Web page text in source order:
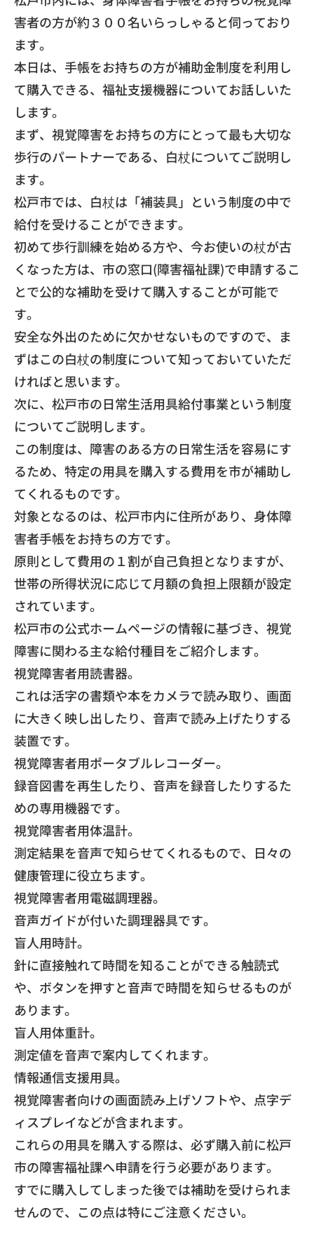
害者の方が約３００名いらっしゃると伺っており
ます。
本日は、手帳をお持ちの方が補助金制度を利用し
て購入できる、 福祉支援機器についてお話しいた
します。
​まず、 視覚障害をお持ちの方にとって最も大切な
歩行のパートナーである、白杖についてご説明し
ます。
松戸市では、白杖は「補装具」 という制度の中で
給付を受けることができます。
初めて歩行訓練を始める方や、今お使いの杖が古
くなった方は、 市の窓口(障害福祉課)で申請するこ
とで公的な補助を受けて購入することが可能で
す。
安全な外出のために欠かせないものですので、 ま
ずはこの白杖の制度について知っておいていただ
ければと思います。
​次に、 松戸市の日常生活用具給付事業という制度
についてご説明します。
この制度は、障害のある方の日常生活を容易にす
るため、 特定の用具を購入する費用を市が補助し
てくれるものです。
対象となるのは、松戸市内に住所があり、 身体障
害者手帳をお持ちの方です。
原則として費用の１割が自己負担となりますが、
世帯の所得状況に応じて月額の負担上限額が設定
されています。
​松戸市の公式ホームページの情報に基づき、 視覚
障害に関わる主な給付種目をご紹介します。
​視覚障害者用読書器。
これは活字の書類や本をカメラで読み取り、 画面
に大きく映し出したり、音声で読み上げたりする
装置です。
​視覚障害者用ポータブルレコーダー。
録音図書を再生したり、 音声を録音したりするた
めの専用機器です。
​視覚障害者用体温計。
測定結果を音声で知らせてくれるもので、 日々の
健康管理に役立ちます。
​視覚障害者用電磁調理器。
音声ガイドが付いた調理器具です。
​盲人用時計。
針に直接触れて時間を知ることができる触読式
や、 ボタンを押すと音声で時間を知らせるものが
あります。
​盲人用体重計。
測定値を音声で案内してくれます。
​情報通信支援用具。
視覚障害者向けの画面読み上げソフトや、 点字デ
ィスプレイなどが含まれます。
​これらの用具を購入する際は、 必ず購入前に松戸
市の障害福祉課へ申請を行う必要があります。
すでに購入してしまった後では補助を受けられま
せんので、 この点は特にご注意ください。